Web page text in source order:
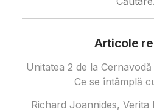
Articole
Unitatea 2 de la
Ce se întâmplă
Richard Joannides,